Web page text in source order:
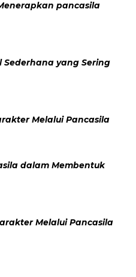
pancasila
Sederhana yang Sering
Melalui Pancasila
dalam Membentuk
Melalui Pancasila